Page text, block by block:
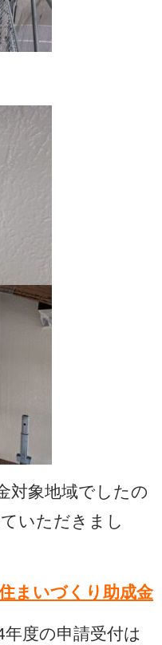
対象地域でしたの
いただきまし
まいづくり助成金
度の申請受付は